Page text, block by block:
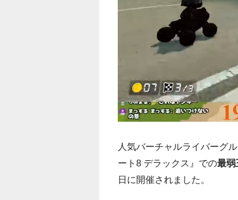
人気バーチャルライバーグ
ート8 デラックス』での最弱
日に開催されました。